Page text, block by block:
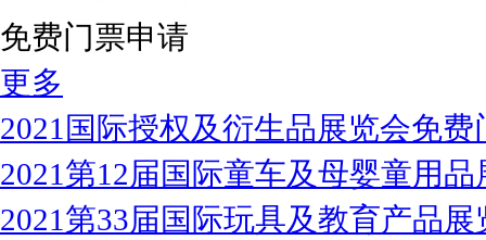
免费门票申请
更多
2021国际授权及衍生品展览会免费
2021第12届国际童车及母婴童用品
2021第33届国际玩具及教育产品展